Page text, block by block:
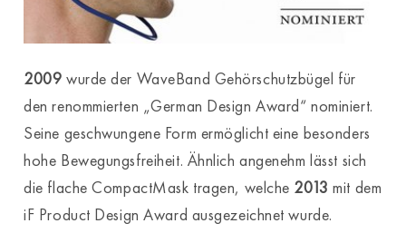
2009 wurde der WaveBand Gehörschutzbügel für
den renommierten „German Design Award“ nominiert.
Seine geschwungene Form ermöglicht eine besonders
hohe Bewegungsfreiheit. Ähnlich angenehm lässt sich
die flache CompactMask tragen, welche 2013 mit dem
iF Product Design Award ausgezeichnet wurde.